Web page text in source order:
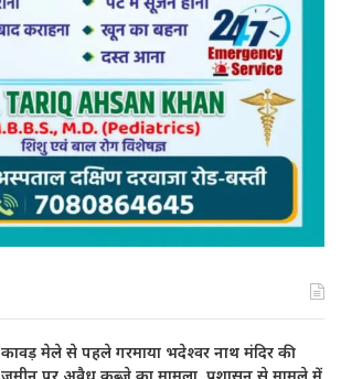
कावड़ मेले से पहले गरमाया भदेश्वर नाथ मंदिर की